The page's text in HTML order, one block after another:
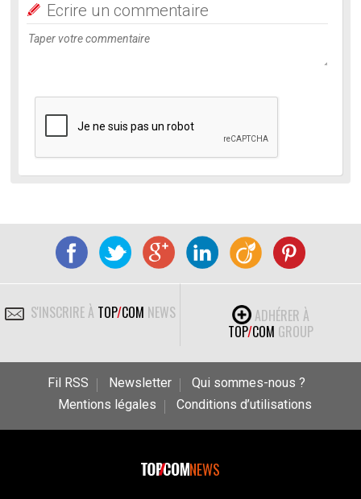
Ecrire un commentaire
S'INSCRIRE À TOP/COM NEWS
ADHÉRER À
TOP/COM GROUP
Fil RSS Newsletter
Qui sommes-nous ?
Mentions légales
Conditions d’utilisations
NEWS